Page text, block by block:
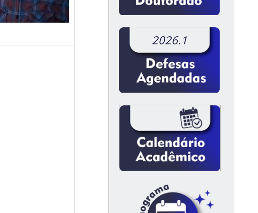
2026.1